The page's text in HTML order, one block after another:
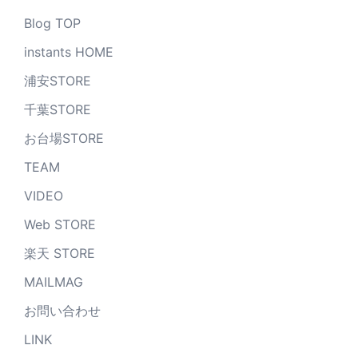
Blog TOP
instants HOME
浦安STORE
千葉STORE
お台場STORE
TEAM
VIDEO
Web STORE
楽天 STORE
MAILMAG
お問い合わせ
LINK